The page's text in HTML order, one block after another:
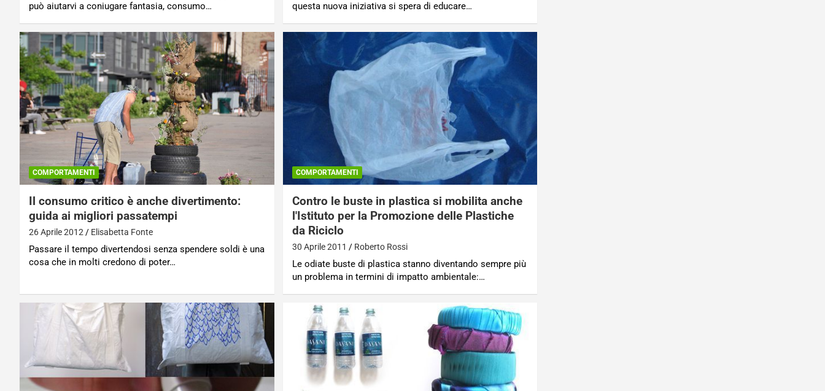
può aiutarvi a coniugare fantasia, consumo…
questa nuova iniziativa si spera di educare…
COMPORTAMENTI
Il consumo critico è anche divertimento:
guida ai migliori passatempi
26 Aprile 2012 Elisabetta Fonte
Passare il tempo divertendosi senza spendere soldi è una
cosa che in molti credono di poter…
COMPORTAMENTI
Contro le buste in plastica si mobilita anche
l'Istituto per la Promozione delle Plastiche
da Riciclo
30 Aprile 2011 Roberto Rossi
Le odiate buste di plastica stanno diventando sempre più
un problema in termini di impatto ambientale:…